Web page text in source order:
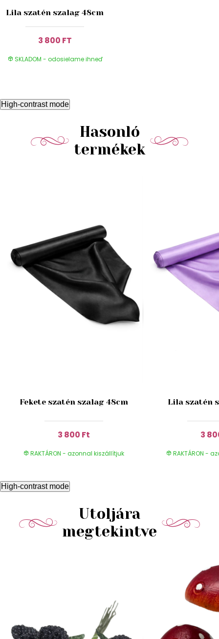
Lila szatén szalag 48cm
3 800 FT
SKLADOM - odosielame ihneď
High-contrast mode
Hasonló
termékek
Fekete szatén szalag 48cm
3 800 Ft
RAKTÁRON - azonnal kiszállítjuk
Lila szatén
3
RAKTÁRON -
High-contrast mode
Utoljára
megtekintve